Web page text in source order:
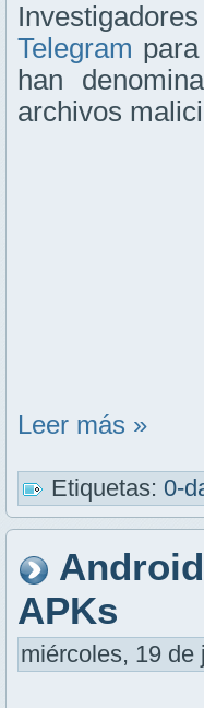
Telegram
han
archivos
Leer más »
Etiquetas: 0-
APKs
miércoles, 19 de